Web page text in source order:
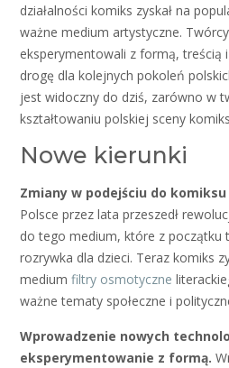
działalności komiks zyskał na
ważne medium artystyczne.
eksperymentowali z formą, treścią
drogę dla kolejnych pokoleń
jest widoczny do dziś, zarówno w
kształtowaniu polskiej sceny
Nowe kierunki
Zmiany w podejściu do komiksu
Polsce przez lata przeszedł
do tego medium, które z początku
rozrywka dla dzieci. Teraz komiks
medium filtry osmotyczne
ważne tematy społeczne i
Wprowadzenie nowych
eksperymentowanie z formą.